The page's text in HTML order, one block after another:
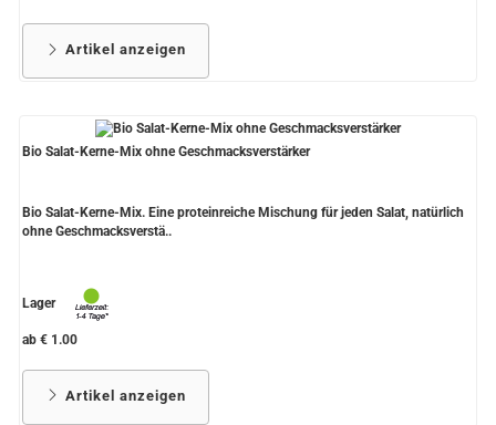
Artikel anzeigen
Bio Salat-Kerne-Mix ohne Geschmacksverstärker
Bio Salat-Kerne-Mix. Eine proteinreiche Mischung für jeden Salat, natürlich
ohne Geschmacksverstä..
Lager
ab € 1.00
Artikel anzeigen